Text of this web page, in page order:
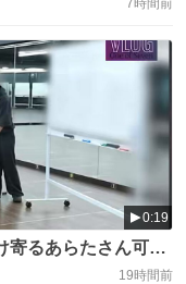
7時間前
0:19
寄るあらたさん可愛
19時間前